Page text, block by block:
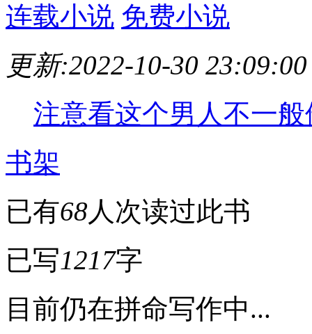
连载小说 免费小说
更新:2022-10-30 23:09:00
注意看这个男人不一
书架
已有68人次读过此书
已写1217字
目前仍在拼命写作中...